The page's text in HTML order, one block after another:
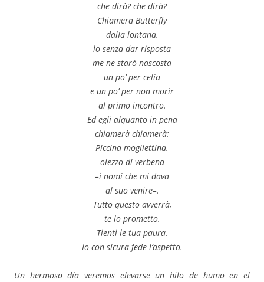
che dirà? che dirà?
Chiamera Butterfly
dalIa lontana.
lo senza dar risposta
me ne starò nascosta
un po’ per celia
e un po’ per non morir
al primo incontro.
Ed egli alquanto in pena
chiamerà chiamerà:
Piccina mogliettina.
olezzo di verbena
–i nomi che mi dava
al suo venire–.
Tutto questo avverrà,
te lo prometto.
Tienti le tua paura.
Io con sicura fede l’aspetto.
Un hermoso día veremos elevarse un hilo de humo en el